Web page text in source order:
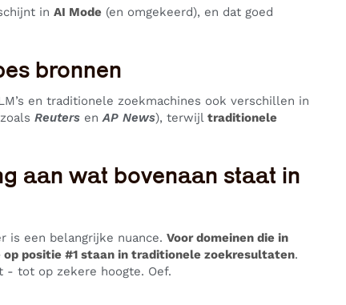
inAI Mode (en omgekeerd), en dat goed
bronnen
en traditionele zoekmachines ook verschillen in
Reuters enAP News), terwijltraditionele
aan wat bovenaan staat in
is een belangrijke nuance.Voor domeinen die in
op positie #1 staan in traditionele zoekresultaten.
- tot op zekere hoogte. Oef.